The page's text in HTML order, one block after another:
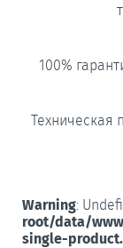
100%
Warning:
root/data/
single-